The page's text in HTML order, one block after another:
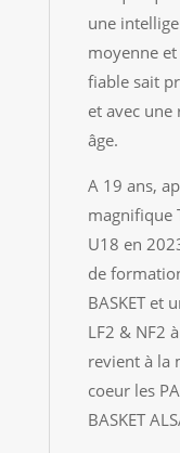
une
moyenne
fiable sait
et avec une
âge.
A 19 ans,
magnifique
U18 en
de
BASKET et
LF2 & NF2
revient à la
coeur les
BASKET